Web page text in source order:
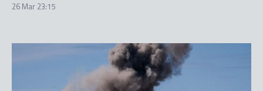
26 Mar 23:15